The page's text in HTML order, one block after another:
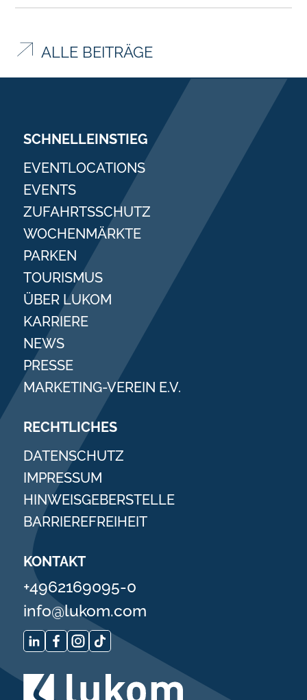
ALLE BEITRÄGE
SCHNELLEINSTIEG
EVENTLOCATIONS
EVENTS
ZUFAHRTSSCHUTZ
WOCHENMÄRKTE
PARKEN
TOURISMUS
ÜBER LUKOM
KARRIERE
NEWS
PRESSE
MARKETING-VEREIN E.V.
RECHTLICHES
DATENSCHUTZ
IMPRESSUM
HINWEISGEBERSTELLE
BARRIEREFREIHEIT
KONTAKT
+4962169095-0
info@lukom.com